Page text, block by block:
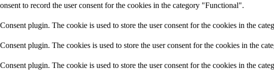
to record the user consent for the cookies in the category "Functional".
plugin. The cookie is used to store the user consent for the cookies in the
plugin. The cookies is used to store the user consent for the cookies in the
plugin. The cookie is used to store the user consent for the cookies in the